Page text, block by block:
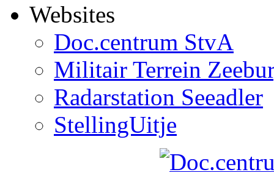
Websites
Doc.centrum StvA
Militair Terrein
Radarstation Seeadler
StellingUitje